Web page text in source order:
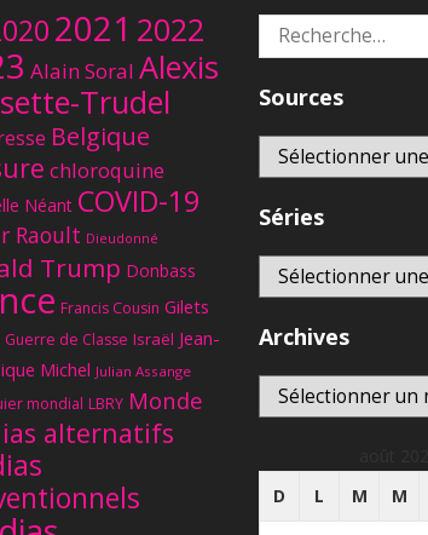
3:04:42
la Fondation de
droits civiques
1,873vues
2:26
Soral : « Ne pas
mouches ! »
838vues
1,603
Les plus vues
En direct
8,852vues
Regardez RT
2021 2022
Alain Soral Alexis
Trudel
Belgique
chloroquine
Néant COVID-19
Raoult Dieudonné
Trump Donbass
Francis Cousin Gilets
Guerre de Classe Israël Jean-
Michel Julian Assange
mondial LBRY Monde
alternatifs
Rechercher :
Sources
Séries
Archives
Archives
D
L M M